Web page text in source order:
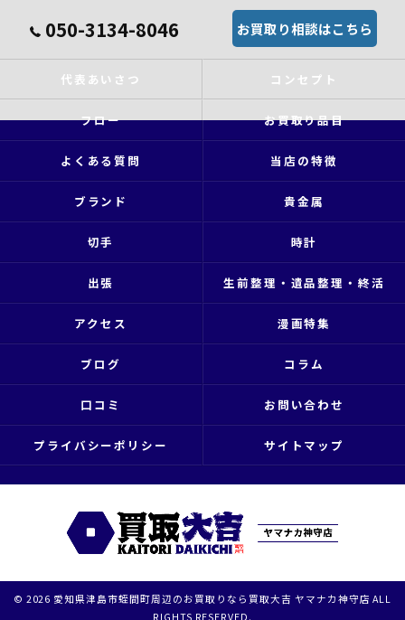
050-3134-8046 お買取り相談はこちら
代表あいさつ コンセプト
フロー お買取り品目
よくある質問 当店の特徴
ブランド 貴金属
切手 時計
出張 生前整理・遺品整理・終活
アクセス 漫画特集
ブログ コラム
口コミ お問い合わせ
プライバシーポリシー サイトマップ
© 2026 愛知県津島市蛭間町周辺のお買取りなら買取大吉 ヤマナカ神守店 ALL
RIGHTS RESERVED.